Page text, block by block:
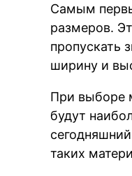
Самым
размеров.
пропускать
ширину и
При выборе
будут
таких